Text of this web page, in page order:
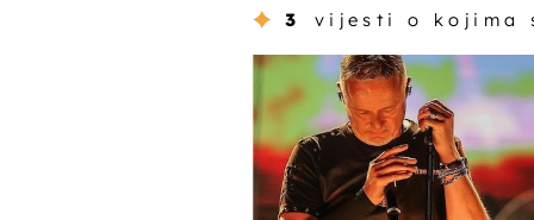
3 vijesti o kojima